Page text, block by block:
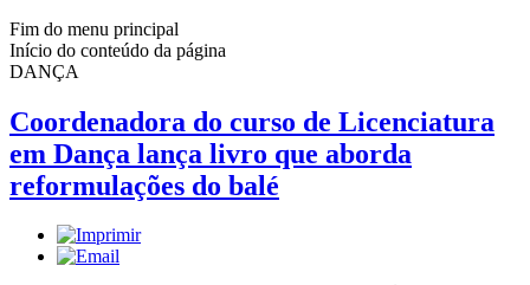
Fim do menu principal
Início do conteúdo da página
DANÇA
Coordenadora do curso de Licenciatura
em Dança lança livro que aborda
reformulações do balé